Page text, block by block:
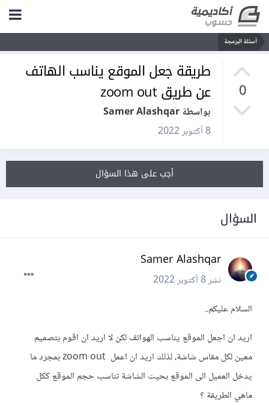
أسئلة البرمجة
0
طريقة جعل الموقع يناسب الهاتف
عن طريق zoom out
بواسطة Samer Alashqar
8 أكتوبر 2022
أجب على هذا السؤال
السؤال
Samer Alashqar
نشر8 أكتوبر 2022
السلام عليكم..
اريد ان اجعل الموقع يناسب الهواتف لكن لا اريد ان اقوم بتصميم
معين لكل مقاس شاشة، لذلك اريد ان اعمل zoom out بمجرد ما
يدخل العميل الى الموقع بحيث الشاشة تناسب حجم الموقع ككل
ماهي الطريقة ؟